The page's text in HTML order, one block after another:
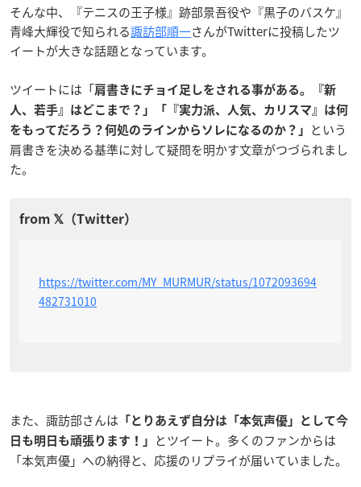
そんな中、『テニスの王子様』跡部景吾役や『黒子のバスケ』
青峰大輝役で知られる諏訪部順一さんがTwitterに投稿したツ
イートが大きな話題となっています。
ツイートには「肩書きにチョイ足しをされる事がある。『新
人、若手』はどこまで？」「『実力派、人気、カリスマ』は何
をもってだろう？何処のラインからソレになるのか？」
という
肩書きを決める基準に対して疑問を明かす文章がつづられまし
た。
https://twitter.com/MY_MURMUR/status/1072093694
482731010
また、諏訪部さんは 「とりあえず自分は「本気声優」として今
日も明日も頑張ります！」
とツイート。多くのファンからは
「本気声優」への納得と、応援のリプライが届いていました。